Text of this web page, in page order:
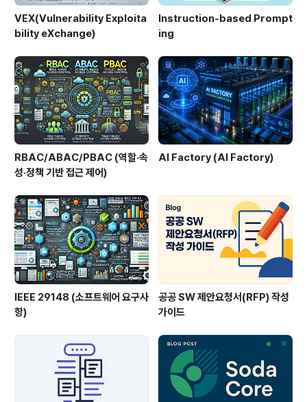
VEX(Vulnerability Exploita
bility eXchange)
Instruction-based Prompt
ing
RBAC/ABAC/PBAC (역할·속
성·정책 기반 접근 제어)
AI Factory (AI Factory)
IEEE 29148 (소프트웨어 요구사
항)
공공 SW 제안요청서(RFP) 작성
가이드